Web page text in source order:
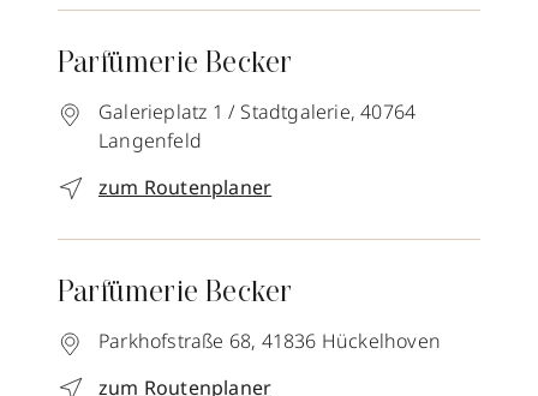
Parfümerie Becker
Galerieplatz 1 / Stadtgalerie, 40764
Langenfeld
zum Routenplaner
Parfümerie Becker
Parkhofstraße 68, 41836 Hückelhoven
zum Routenplaner